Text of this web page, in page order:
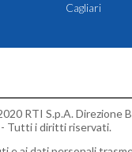
Cagliari
RTI S.p.A. Direzione
- Tutti i diritti riservati.